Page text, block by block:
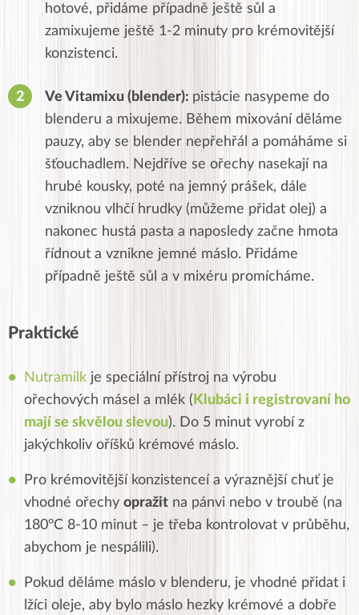
hotové, přidáme případně ještě sůl a
zamixujeme ještě 1-2 minuty pro krémovitější
konzistenci.
Ve Vitamixu (blender): pistácie nasypeme do
blenderu a mixujeme. Během mixování děláme
pauzy, aby se blender nepřehřál a pomáháme si
šťouchadlem. Nejdříve se ořechy nasekají na
hrubé kousky, poté na jemný prášek, dále
vzniknou vlhčí hrudky (můžeme přidat olej) a
nakonec hustá pasta a naposledy začne hmota
řídnout a vznikne jemné máslo. Přidáme
případně ještě sůl a v mixéru promícháme.
Praktické
Nutramilk je speciální přístroj na výrobu
ořechových másel a mlék ( Klubáci i registrovaní ho
mají se skvělou slevou). Do 5 minut vyrobí z
jakýchkoliv oříšků krémové máslo.
Pro krémovitější konzistenceí a výraznější chuť je
vhodné ořechy opražit na pánvi nebo v troubě (na
180°C 8-10 minut – je třeba kontrolovat v průběhu,
abychom je nespálili).
Pokud děláme máslo v blenderu, je vhodné přidat i
lžíci oleje, aby bylo máslo hezky krémové a dobře